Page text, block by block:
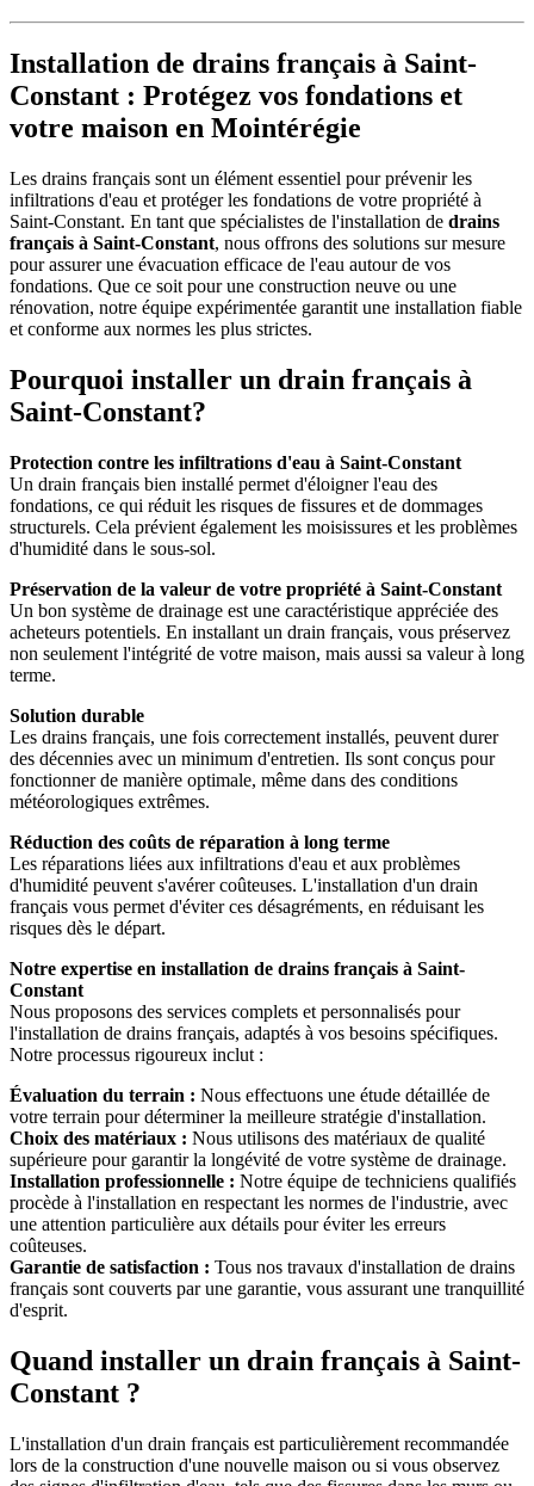
Installation de drains français à Saint-
Constant : Protégez vos fondations et
votre maison en Mointérégie
Les drains français sont un élément essentiel pour prévenir les
infiltrations d'eau et protéger les fondations de votre propriété à
Saint-Constant. En tant que spécialistes de l'installation de drains
français à Saint-Constant, nous offrons des solutions sur mesure
pour assurer une évacuation efficace de l'eau autour de vos
fondations. Que ce soit pour une construction neuve ou une
rénovation, notre équipe expérimentée garantit une installation fiable
et conforme aux normes les plus strictes.
Pourquoi installer un drain français à
Saint-Constant?
Protection contre les infiltrations d'eau à Saint-Constant
Un drain français bien installé permet d'éloigner l'eau des
fondations, ce qui réduit les risques de fissures et de dommages
structurels. Cela prévient également les moisissures et les problèmes
d'humidité dans le sous-sol.
Préservation de la valeur de votre propriété à Saint-Constant
Un bon système de drainage est une caractéristique appréciée des
acheteurs potentiels. En installant un drain français, vous préservez
non seulement l'intégrité de votre maison, mais aussi sa valeur à long
terme.
Solution durable
Les drains français, une fois correctement installés, peuvent durer
des décennies avec un minimum d'entretien. Ils sont conçus pour
fonctionner de manière optimale, même dans des conditions
météorologiques extrêmes.
Réduction des coûts de réparation à long terme
Les réparations liées aux infiltrations d'eau et aux problèmes
d'humidité peuvent s'avérer coûteuses. L'installation d'un drain
français vous permet d'éviter ces désagréments, en réduisant les
risques dès le départ.
Notre expertise en installation de drains français à Saint-
Constant
Nous proposons des services complets et personnalisés pour
l'installation de drains français, adaptés à vos besoins spécifiques.
Notre processus rigoureux inclut :
Évaluation du terrain : Nous effectuons une étude détaillée de
votre terrain pour déterminer la meilleure stratégie d'installation.
Choix des matériaux : Nous utilisons des matériaux de qualité
supérieure pour garantir la longévité de votre système de drainage.
Installation professionnelle : Notre équipe de techniciens qualifiés
procède à l'installation en respectant les normes de l'industrie, avec
une attention particulière aux détails pour éviter les erreurs
coûteuses.
Garantie de satisfaction : Tous nos travaux d'installation de drains
français sont couverts par une garantie, vous assurant une tranquillité
d'esprit.
Quand installer un drain français à Saint-
Constant ?
L'installation d'un drain français est particulièrement recommandée
lors de la construction d'une nouvelle maison ou si vous observez